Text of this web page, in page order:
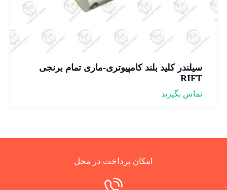
سیلندر کلید بلند کامپیوتری-ماری تمام برنجی
RIFT
تماس بگیرید
امکان پرداخت در محل